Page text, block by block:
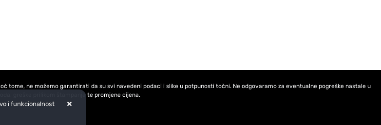
tome, ne možemo garantirati da su svi navedeni podaci i slike u potpunosti točni. Ne odgovaramo za eventualne pogreške nastale u
greške prilikom štampanja te promjene cijena.
i funkcionalnost